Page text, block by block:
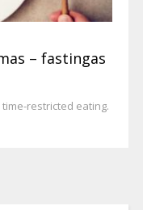
– fastingas
restricted eating.